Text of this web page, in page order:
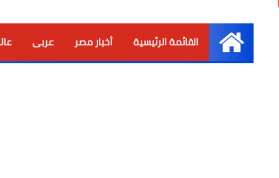
الرئيسية
القائمة الرئيسية أخبار مصر عربى